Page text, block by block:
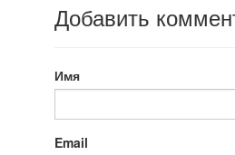
Добавить
Имя
Email